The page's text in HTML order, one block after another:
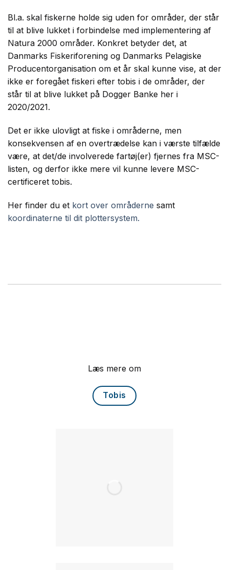
Bl.a. skal fiskerne holde sig uden for områder, der står
til at blive lukket i forbindelse med implementering af
Natura 2000 områder. Konkret betyder det, at
Danmarks Fiskeriforening og Danmarks Pelagiske
Producentorganisation om et år skal kunne vise, at der
ikke er foregået fiskeri efter tobis i de områder, der
står til at blive lukket på Dogger Banke her i
2020/2021.
Det er ikke ulovligt at fiske i områderne, men
konsekvensen af en overtrædelse kan i værste tilfælde
være, at det/de involverede fartøj(er) fjernes fra MSC-
listen, og derfor ikke mere vil kunne levere MSC-
certificeret tobis.
Her finder du et kort over områderne samt
koordinaterne til dit plottersystem.
Læs mere om
Tobis